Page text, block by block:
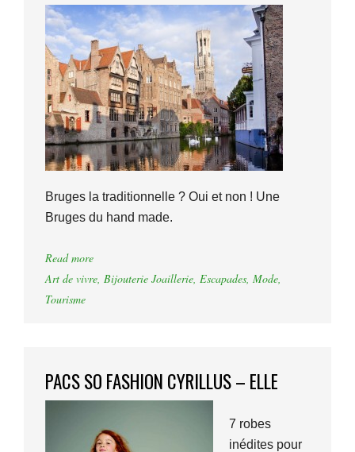
Bruges la traditionnelle ? Oui et non ! Une
Bruges du hand made.
Read more
Art de vivre, Bijouterie Joaillerie, Escapades, Mode,
Tourisme
PACS SO FASHION CYRILLUS – ELLE
7 robes
inédites pour